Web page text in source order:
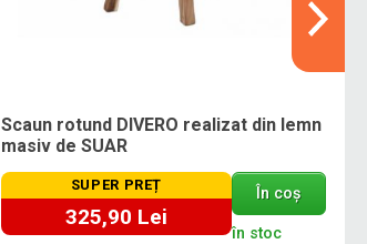
Scaun rotund DIVERO realizat din lemn
masiv de SUAR
SUPER PREȚ
325,90 Lei
În coș
în stoc